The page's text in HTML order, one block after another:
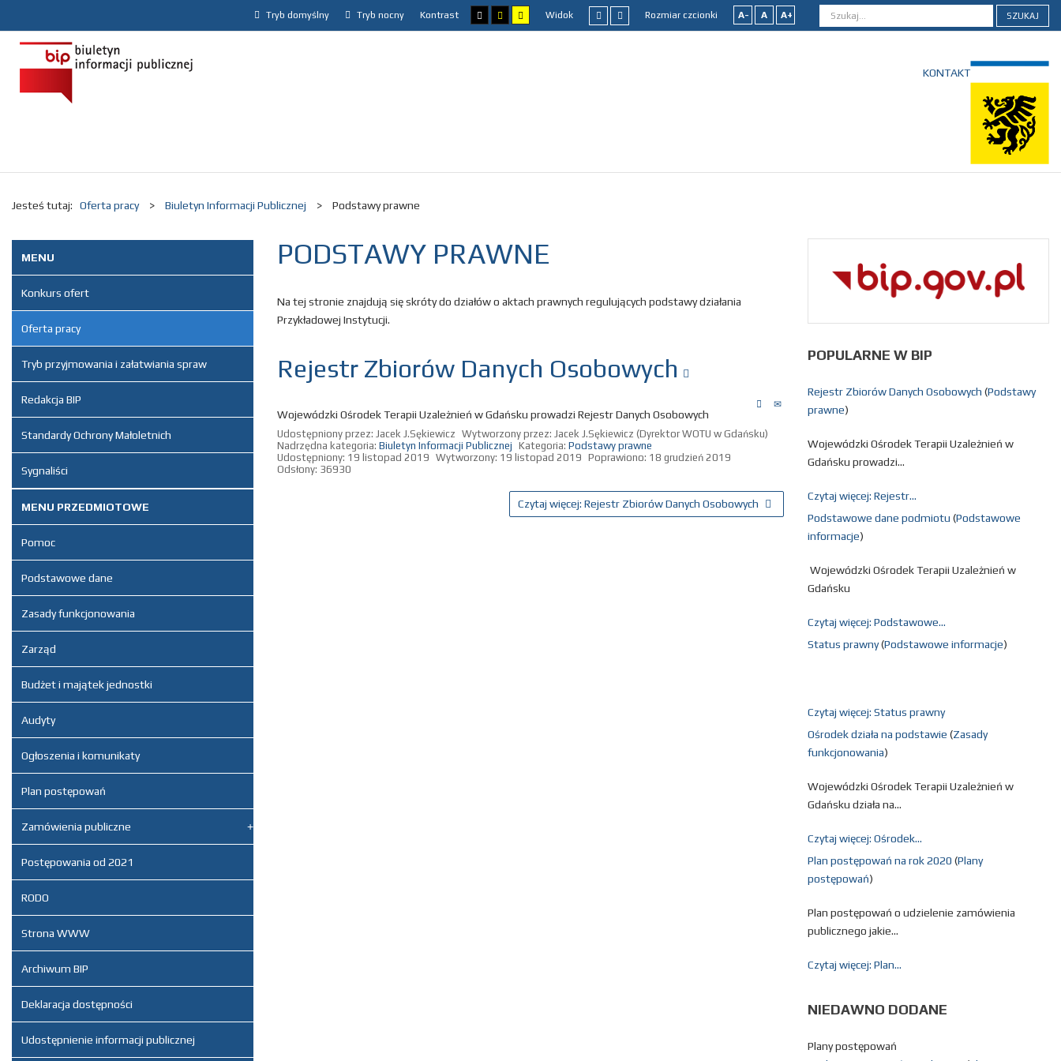
Tryb domyślny Tryb nocny Kontrast Widok Rozmiar czcionki A- A A+ SZUKAJ
KONTAKT
Jesteś tutaj: Oferta pracy > Biuletyn Informacji Publicznej > Podstawy prawne
PODSTAWY PRAWNE
Na tej stronie znajdują się skróty do działów o aktach prawnych regulujących podstawy działania
Przykładowej Instytucji.
Rejestr Zbiorów Danych Osobowych
Wojewódzki Ośrodek Terapii Uzależnień w Gdańsku prowadzi Rejestr Danych Osobowych
Udostępniony przez: Jacek J.Sękiewicz Wytworzony przez: Jacek J.Sękiewicz (Dyrektor WOTU w Gdańsku)
Nadrzędna kategoria: Biuletyn Informacji Publicznej Kategoria: Podstawy prawne
Udostępniony: 19 listopad 2019 Wytworzony: 19 listopad 2019 Poprawiono: 18 grudzień 2019
Odsłony: 36930
Czytaj więcej: Rejestr Zbiorów Danych Osobowych
MENU
Konkurs ofert
Oferta pracy
Tryb przyjmowania i załatwiania spraw
Redakcja BIP
Standardy Ochrony Małoletnich
Sygnaliści
MENU PRZEDMIOTOWE
Pomoc
Podstawowe dane
Zasady funkcjonowania
Zarząd
Budżet i majątek jednostki
Audyty
Ogłoszenia i komunikaty
Plan postępowań
Zamówienia publiczne
Postępowania od 2021
RODO
Strona WWW
Archiwum BIP
Deklaracja dostępności
Udostępnienie informacji publicznej
POPULARNE W BIP
Rejestr Zbiorów Danych Osobowych (Podstawy
prawne)
Wojewódzki Ośrodek Terapii Uzależnień w
Gdańsku prowadzi...
Czytaj więcej: Rejestr...
Podstawowe dane podmiotu (Podstawowe
informacje)
Wojewódzki Ośrodek Terapii Uzależnień w
Gdańsku
Czytaj więcej: Podstawowe...
Status prawny(Podstawowe informacje)
Czytaj więcej: Status prawny
Ośrodek działa na podstawie (Zasady
funkcjonowania)
Wojewódzki Ośrodek Terapii Uzależnień w
Gdańsku działa na...
Czytaj więcej: Ośrodek...
Plan postępowań na rok 2020 (Plany
postępowań)
Plan postępowań o udzielenie zamówienia
publicznego jakie...
Czytaj więcej: Plan...
NIEDAWNO DODANE
Plany postępowań